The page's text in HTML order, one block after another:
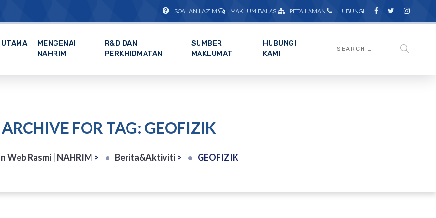
SOALAN LAZIM MAKLUM BALAS PETA LAMAN HUBUNGI
UTAMA
MENGENAI
NAHRIM
R&D DAN
PERKHIDMATAN
SUMBER
MAKLUMAT
HUBUNGI
KAMI
ARCHIVE FOR TAG: GEOFIZIK
Web Rasmi | NAHRIM > Berita&Aktiviti> GEOFIZIK